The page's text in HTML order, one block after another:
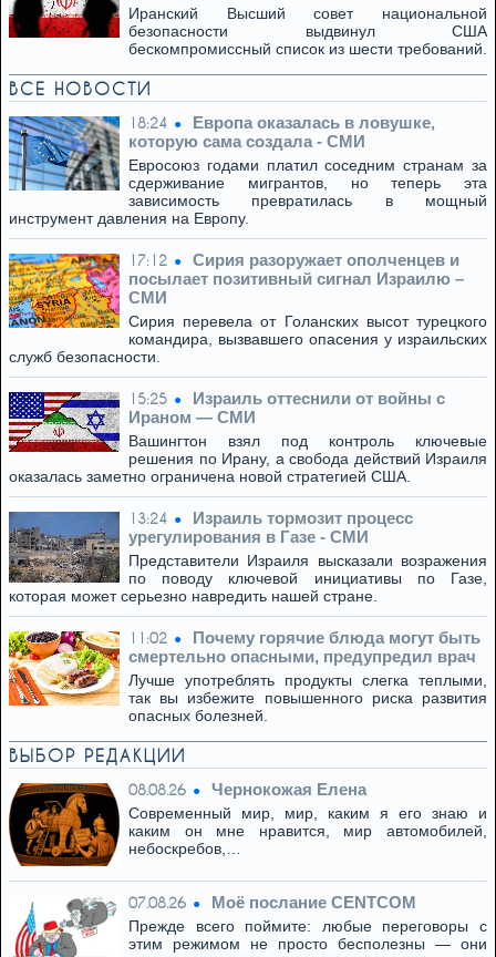
Иранский Высший совет национальной
безопасности выдвинул США
бескомпромиссный список из шести требований.
ВСЕ НОВОСТИ
18:24
Европа оказалась в ловушке,
которую сама создала - СМИ
Евросоюз годами платил соседним странам за
сдерживание мигрантов, но теперь эта
зависимость превратилась в мощный
инструмент давления на Европу.
17:12
Сирия разоружает ополченцев и
посылает позитивный сигнал Израилю –
СМИ
Сирия перевела от Голанских высот турецкого
командира, вызвавшего опасения у израильских
служб безопасности.
15:25
Израиль оттеснили от войны с
Ираном — СМИ
Вашингтон взял под контроль ключевые
решения по Ирану, а свобода действий Израиля
оказалась заметно ограничена новой стратегией США.
13:24
Израиль тормозит процесс
урегулирования в Газе - СМИ
Представители Израиля высказали возражения
по поводу ключевой инициативы по Газе,
которая может серьезно навредить нашей стране.
11:02
Почему горячие блюда могут быть
смертельно опасными, предупредил врач
Лучше употреблять продукты слегка теплыми,
так вы избежите повышенного риска развития
опасных болезней.
ВЫБОР РЕДАКЦИИ
08.08.26 Чернокожая Елена
Современный мир, мир, каким я его знаю и
каким он мне нравится, мир автомобилей,
небоскребов,…
07.08.26 Моё послание CENTCOM
Прежде всего поймите: любые переговоры с
этим режимом не просто бесполезны — они